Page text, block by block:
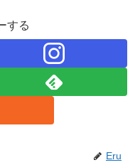
する
Eru